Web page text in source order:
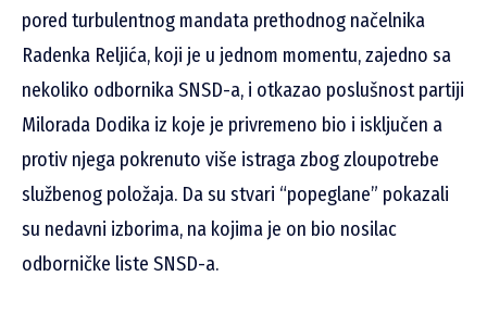
pored turbulentnog mandata prethodnog načelnika
Radenka Reljića, koji je u jednom momentu, zajedno sa
nekoliko odbornika SNSD-a, i otkazao poslušnost partiji
Milorada Dodika iz koje je privremeno bio i isključen a
protiv njega pokrenuto više istraga zbog zloupotrebe
službenog položaja. Da su stvari “popeglane” pokazali
su nedavni izborima, na kojima je on bio nosilac
odborničke liste SNSD-a.